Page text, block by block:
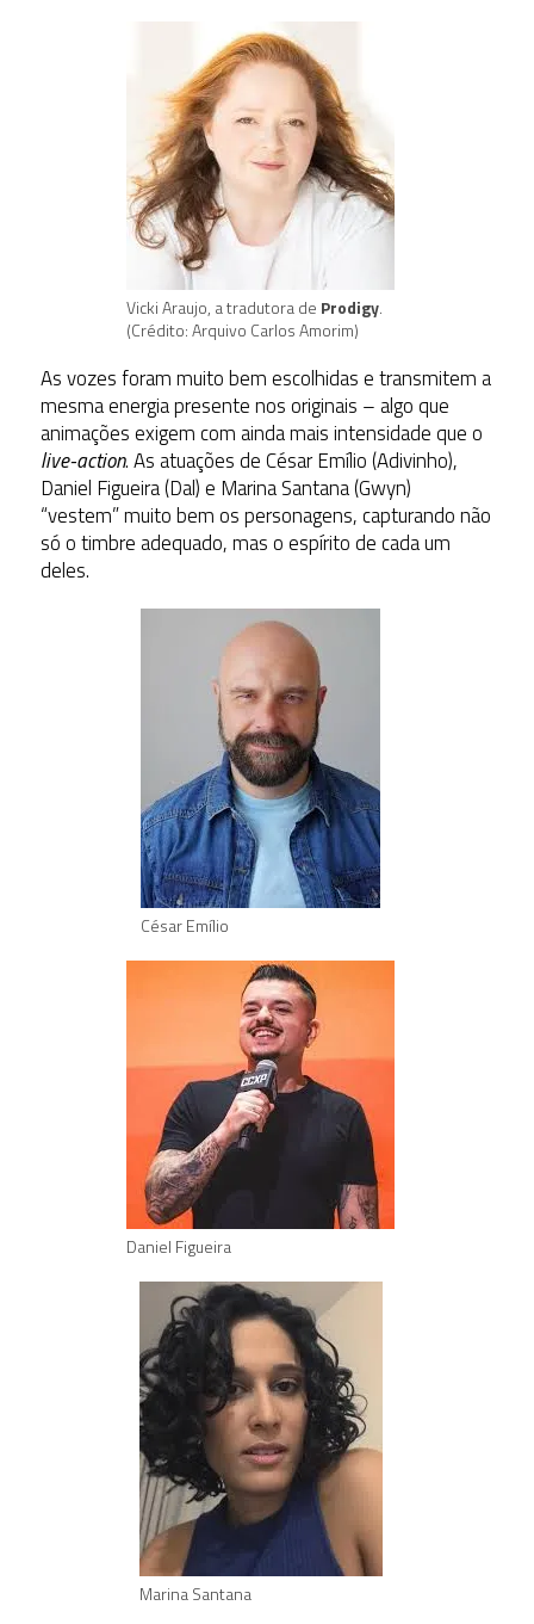
Vicki Araujo, a tradutora de Prodigy.
(Crédito: Arquivo Carlos Amorim)
As vozes foram muito bem escolhidas e transmitem a
mesma energia presentenos originais – algo que
animações exigem com ainda mais intensidade que o
live-action. As atuações de César Emílio (Adivinho),
Daniel Figueira (Dal) e Marina Santana (Gwyn)
“vestem” muito bem os personagens, capturando não
só o timbre adequado, mas o espírito de cada um
deles.
César Emílio
Daniel Figueira
Marina Santana